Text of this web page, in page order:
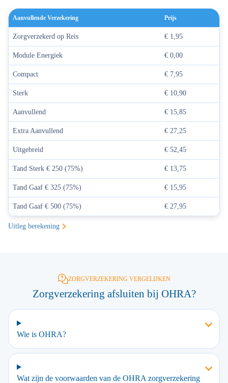
Aanvullende Verzekering Prijs
Zorgverzekerd op Reis € 1,95
Module Energiek € 0,00
Compact € 7,95
Sterk € 10,90
Aanvullend € 15,85
Extra Aanvullend € 27,25
Uitgebreid € 52,45
Tand Sterk € 250 (75%) € 13,75
Tand Gaaf € 325 (75%) € 15,95
Tand Gaaf € 500 (75%) € 27,95
Uitleg berekening
ZORGVERZEKERING VERGELIJKEN
Zorgverzekering afsluiten bij OHRA?
Wie is OHRA?
Wat zijn de voorwaarden van de OHRA zorgverzekering